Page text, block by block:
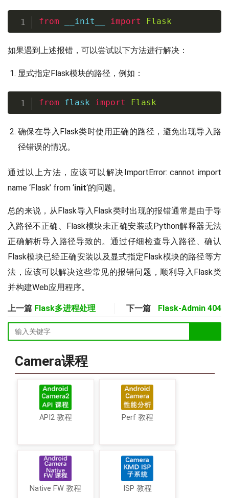
from __init__ import Flask
如果遇到上述报错，可以尝试以下方法进行解决：
显式指定Flask模块的路径，例如：
from flask import Flask
确保在导入Flask类时使用正确的路径，避免出现导入路
径错误的情况。
通过以上方法，应该可以解决ImportError: cannot import
name ‘Flask’ from ‘init‘的问题。
总的来说，从Flask导入Flask类时出现的报错通常是由于导
入路径不正确、Flask模块未正确安装或Python解释器无法
正确解析导入路径导致的。通过仔细检查导入路径、确认
Flask模块已经正确安装以及显式指定Flask模块的路径等方
法，应该可以解决这些常见的报错问题，顺利导入Flask类
并构建Web应用程序。
上一篇 Flask多进程处理 下一篇 Flask-Admin 404
Camera课程
API2 教程 Perf 教程
Native FW 教程 ISP 教程